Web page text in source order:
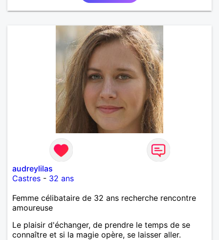
audreylilas
Castres - 32 ans
Femme célibataire de 32 ans recherche rencontre
amoureuse
Le plaisir d'échanger, de prendre le temps de se
connaître et si la magie opère, se laisser aller.